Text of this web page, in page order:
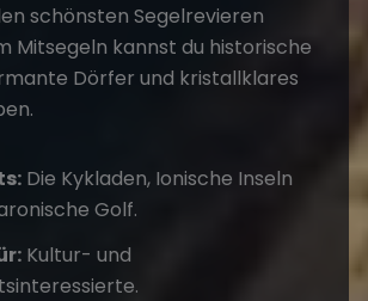
schönsten Segelrevieren
Mitsegeln kannst du historische
Dörfer und kristallklares
Die Kykladen, Ionische Inseln
Golf.
Kultur- und